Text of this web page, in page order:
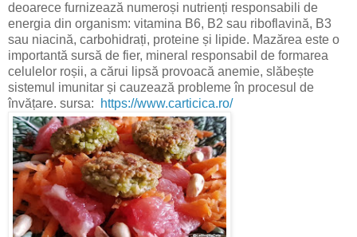
deoarece furnizează numeroși nutrienți responsabili de
energia din organism: vitamina B6, B2 sau riboflavină, B3
sau niacină, carbohidrați, proteine și lipide. Mazărea este o
importantă sursă de fier, mineral responsabil de formarea
celulelor roșii, a cărui lipsă provoacă anemie, slăbește
sistemul imunitar și cauzează probleme în procesul de
învățare. sursa:
https://www.carticica.ro/